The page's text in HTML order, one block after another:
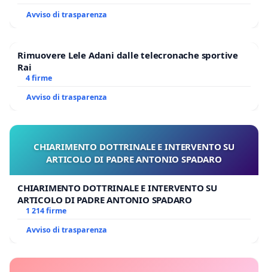
Avviso di trasparenza
Rimuovere Lele Adani dalle telecronache sportive
Rai
4 firme
Avviso di trasparenza
CHIARIMENTO DOTTRINALE E INTERVENTO SU
ARTICOLO DI PADRE ANTONIO SPADARO
CHIARIMENTO DOTTRINALE E INTERVENTO SU
ARTICOLO DI PADRE ANTONIO SPADARO
1 214 firme
Avviso di trasparenza